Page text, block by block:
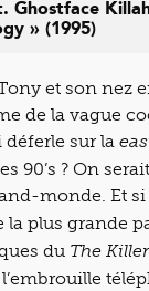
Ghostface
» (1995)
et son nez
de la vague
sur la
90’s ? On
monde. Et si
la plus grande
du The Killer
l’embrouille